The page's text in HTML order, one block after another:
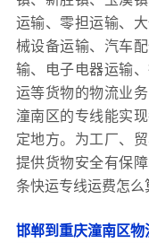
运输、零担运输、
械设备运输、汽车
输、电子电器运输
运等货物的物流业
潼南区的专线能实
定地方。为工厂、
提供货物安全有保
条快运专线运费怎么
邯郸到重庆潼南区物